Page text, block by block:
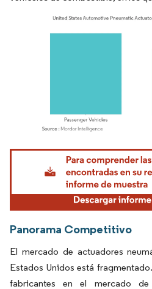
Imagen © Mordor Intelligence. El uso
Panorama Competitivo
El mercado de actuadores
Estados Unidos está
fabricantes en el mercado de